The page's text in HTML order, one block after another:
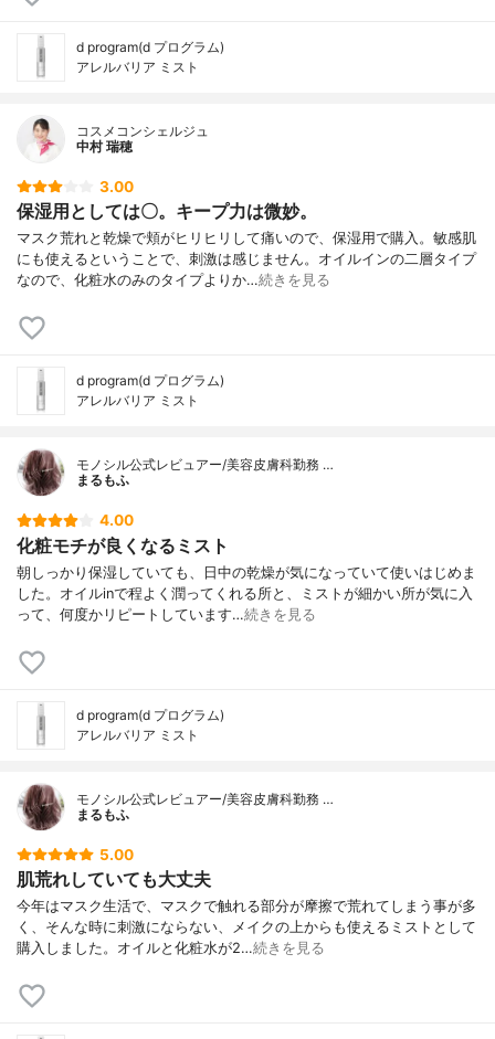
d program(d プログラム)
アレルバリア ミスト
コスメコンシェルジュ
中村 瑞穂
3.00
保湿用としては〇。キープ力は微妙。
マスク荒れと乾燥で頬がヒリヒリして痛いので、保湿用で購入。敏感肌
にも使えるということで、刺激は感じません。オイルインの二層タイプ
なので、化粧水のみのタイプよりか…続きを見る
d program(d プログラム)
アレルバリア ミスト
モノシル公式レビュアー/美容皮膚科勤務 …
まるもふ
4.00
化粧モチが良くなるミスト
朝しっかり保湿していても、日中の乾燥が気になっていて使いはじめま
した。オイルinで程よく潤ってくれる所と、ミストが細かい所が気に入
って、何度かリピートしています…続きを見る
d program(d プログラム)
アレルバリア ミスト
モノシル公式レビュアー/美容皮膚科勤務 …
まるもふ
5.00
肌荒れしていても大丈夫
今年はマスク生活で、マスクで触れる部分が摩擦で荒れてしまう事が多
く、そんな時に刺激にならない、メイクの上からも使えるミストとして
購入しました。オイルと化粧水が2…続きを見る